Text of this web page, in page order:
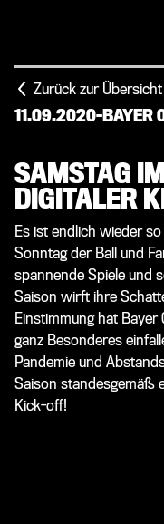
Zurück zur Übersicht
11.09.2020-BAYER
SAMSTAG
DIGITALER
Es ist endlich wieder
Sonntag der Ball und
spannende Spiele und
Saison wirft ihre
Einstimmung hat
ganz Besonderes
Pandemie und
Saison standesgemäß
Kick-off!